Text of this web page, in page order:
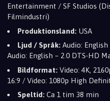
Entertainment / SF Studios
Filmindustri)
Produktionsland: USA
Ljud / Språk: Audio:
Audio: English – 2.0 DTS-HD
Bildformat: Video: 4K,
16:9 / Video: 1080p High
Speltid: Ca 1 tim 38 min